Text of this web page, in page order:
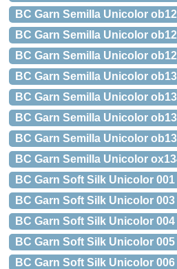
BC Garn Semilla Unicolor
BC Garn Semilla Unicolor
BC Garn Semilla Unicolor
BC Garn Semilla Unicolor
BC Garn Semilla Unicolor
BC Garn Semilla Unicolor
BC Garn Semilla Unicolor
BC Garn Semilla Unicolor
BC Garn Soft Silk Unicolor 001
BC Garn Soft Silk Unicolor 003
BC Garn Soft Silk Unicolor
BC Garn Soft Silk Unicolor
BC Garn Soft Silk Unicolor